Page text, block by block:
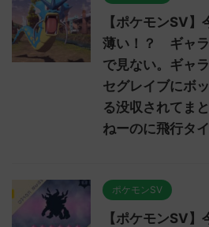
【ポケモンSV
薄い！？ ギャ
で見ない。ギャ
セグレイブにボ
る没収されてま
ねーのに飛行タ
ポケモンSV
【ポケモンSV